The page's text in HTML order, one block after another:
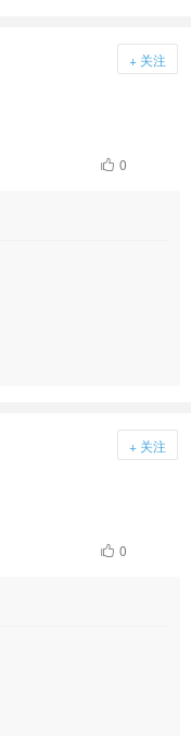
+ 关注
 0
+ 关注
 0